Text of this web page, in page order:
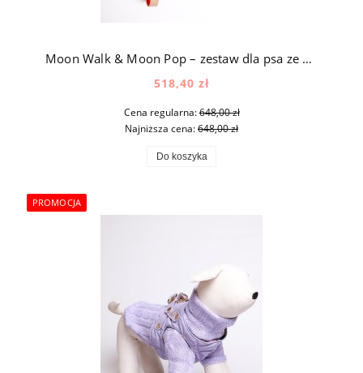
Moon Walk & Moon Pop – zestaw dla psa ze skóry naturalnej z okuciami pozłacanymi 24k złotem w kolorze beżowym
518,40 zł
Cena regularna:648,00 zł
Najniższa cena:648,00 zł
Do koszyka
PROMOCJA